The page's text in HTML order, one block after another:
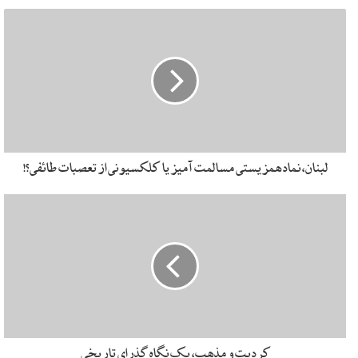
نیز از بدو پیدایش، جاده‌صاف‌کن طاغوت‌ها و قدرت‌های
قدرت سیاسی آل‌سعود و پشتیبانی استعمار انگلیس و سپس
آمریکا از این «نوکران حلقه‌به‌گوش»
خشک و انحرافی وهابیت، به‌تنهایی قابلیت مانایی و فراگیری
همچون امام خمینی
در تنها کتاب کلامی خود –
کشف الأسرار- بارها به آن اشاره کرده و دغدغۀ خود را از
نگاشتن چنین کتابی، نه صرفا پاسخ نظری به شبهات
وحدت و عظمت امت اسلامی بیان می‌کنند.
اگر روزی طواغیت عالم، برای مبارزه با تشکیل حاکمیت الهی
خدمت عینیت شرک و کفر و استکبار جهانی است؛ به‌فرمودۀ
لبنان، نماد همزیستی مسالمت آمیز یا کلکسیونی از تعصبات طائفی؟!